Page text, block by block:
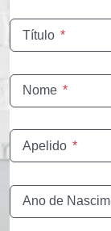
Título *
Nome *
Apelido *
Ano de